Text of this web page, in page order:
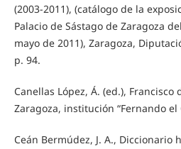
(2003-2011), (catálogo de la
Palacio de Sástago de Zaragoza
mayo de 2011), Zaragoza,
p. 94.
Canellas López, Á. (ed.), Francisco
Zaragoza, institución “Fernando el
Ceán Bermúdez, J. A., Diccionario